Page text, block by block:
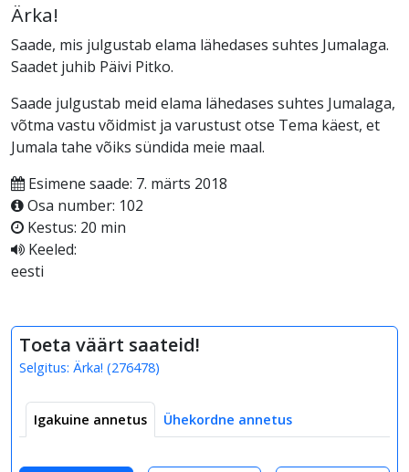
Ärka!
Saade, mis julgustab elama lähedases suhtes Jumalaga.
Saadet juhib Päivi Pitko.
Saade julgustab meid elama lähedases suhtes Jumalaga,
võtma vastu võidmist ja varustust otse Tema käest, et
Jumala tahe võiks sündida meie maal.
Esimene saade: 7. märts 2018
Osa number: 102
Kestus: 20 min
Keeled:
eesti
Toeta väärt saateid!
Selgitus: Ärka! (276478)
Igakuine annetus Ühekordne annetus